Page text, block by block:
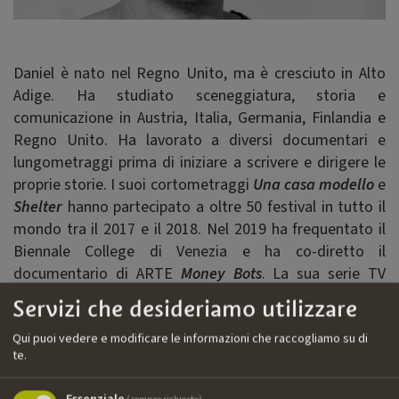
Daniel è nato nel Regno Unito, ma è cresciuto in Alto
Adige. Ha studiato sceneggiatura, storia e
comunicazione in Austria, Italia, Germania, Finlandia e
Regno Unito. Ha lavorato a diversi documentari e
lungometraggi prima di iniziare a scrivere e dirigere le
proprie storie. I suoi cortometraggi Una casa modelloe
Shelter hanno partecipato a oltre 50 festival in tutto il
mondo tra il 2017 e il 2018. Nel 2019 ha frequentato il
Biennale College di Venezia e ha co-diretto il
documentario di ARTE Money Bots. La sua serie TV
Social Murder
è stata opzionata da Black Sheep Films
nello stesso anno. Attualmente sta lavorando a un
documentario di follow up per ARTE, sviluppando il suo
primo lungometraggio e pianificando l’uscita – nel 2022
– del suo primo graphic novel
Servizi che desideriamo utilizzare
Qui puoi vedere e modificare le informazioni che raccogliamo su di
te.